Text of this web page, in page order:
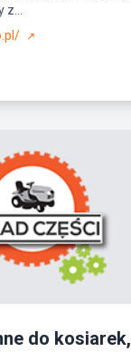
↗
do kosiarek,